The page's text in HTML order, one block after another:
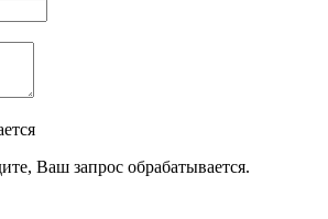
Ваш запрос обрабатывается.